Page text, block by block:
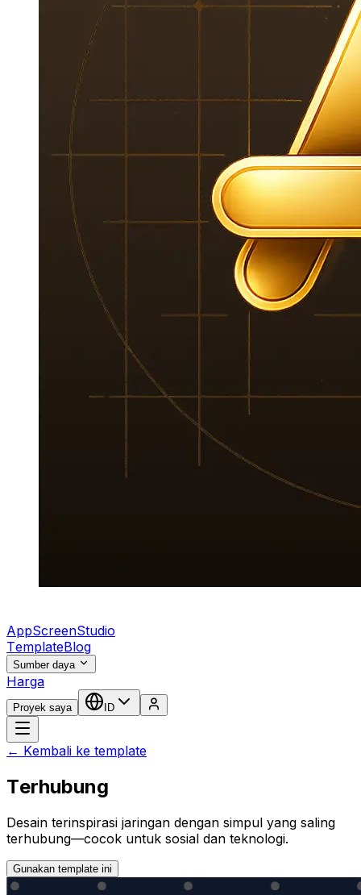
AppScreenStudio
TemplateBlog
Sumber daya
Harga
Proyek saya ID
← Kembali ke template
Terhubung
Desain terinspirasi jaringan dengan simpul yang saling
terhubung—cocok untuk sosial dan teknologi.
Gunakan template ini